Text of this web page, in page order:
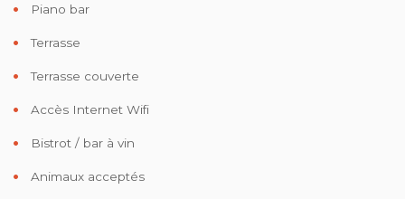
Piano bar
Terrasse
Terrasse couverte
Accès Internet Wifi
Bistrot / bar à vin
Animaux acceptés